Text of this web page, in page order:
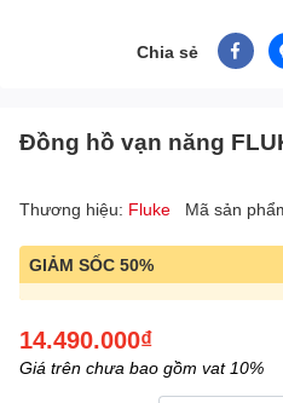
Chia sẻ
Đồng hồ vạn năng
Thương hiệu: Fluke Mã sản
GIẢM SỐC 50%
14.490.000₫
Giá trên chưa bao gồm vat 10%